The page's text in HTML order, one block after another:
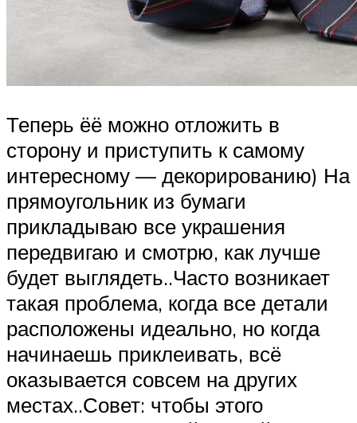
Теперь ёё можно отложить в
сторону и приступить к самому
интересному — декорированию) На
прямоугольник из бумаги
прикладываю все украшения
передвигаю и смотрю, как лучше
будет выглядеть..Часто возникает
такая проблема, когда все детали
расположены идеально, но когда
начинаешь приклеивать, всё
оказывается совсем на других
местах..Совет: чтобы этого